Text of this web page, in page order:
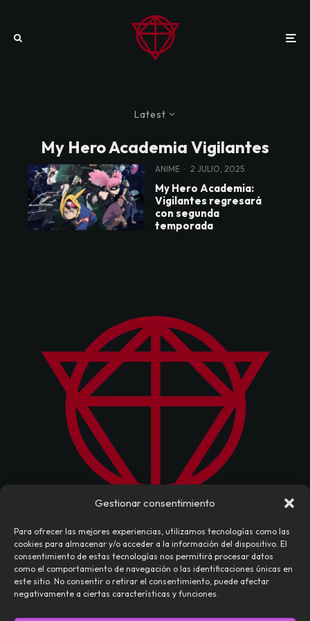
Gestionar consentimiento
Para ofrecer las mejores experiencias, utilizamos tecnologías como las
cookies para almacenar y/o acceder a la información del dispositivo. El
consentimiento de estas tecnologías nos permitirá procesar datos
como el comportamiento de navegación o las identificaciones únicas en
este sitio. No consentir o retirar el consentimiento, puede afectar
negativamente a ciertas características y funciones.
Latest
My Hero Academia Vigilantes
ANIME · 2 JULIO, 2025
My Hero Academia:
Vigilantes regresará
con segunda
temporada
NOSOTROS CONTACTO EDITORIAL